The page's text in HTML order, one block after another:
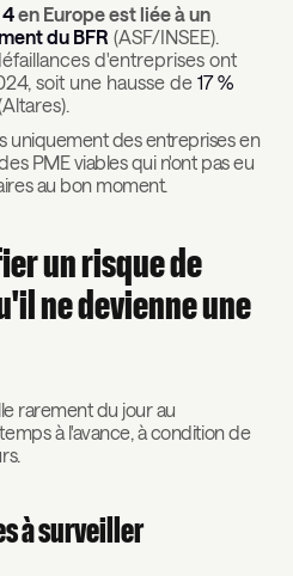
4en Europe est liée à un
du BFR (ASF/INSEE).
d'entreprises ont
soit une hausse de17 %
uniquement des entreprises en
PME viables qui n'ont pas eu
au bon moment.
un risque de
ne devienne une
rarement du jour au
à l'avance, à condition de
à surveiller